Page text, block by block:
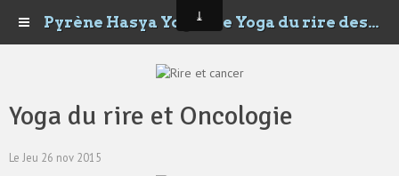
Pyrène Hasya Yoga - Le Yoga du rire des Happyrénées
Yoga du rire et Oncologie
Le Jeu 26 nov 2015